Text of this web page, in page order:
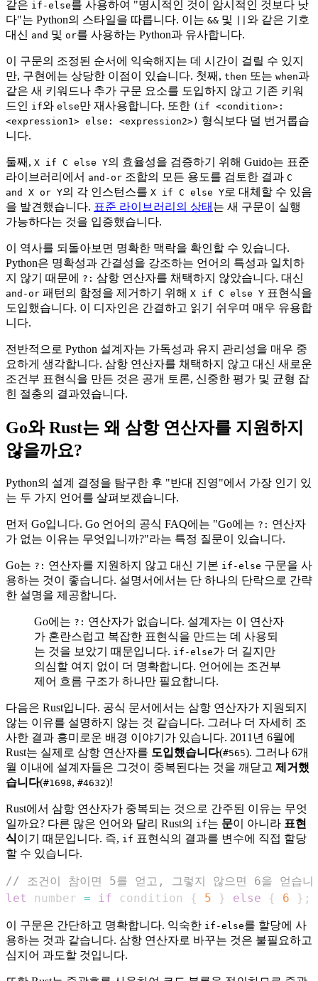
같은 if-else를 사용하여 "명시적인 것이 암시적인 것보다 낫
다"는 Python의 스타일을 따릅니다. 이는 && 및
와 같은 기호
대신 and 및 or를 사용하는 Python과 유사합니다.
이 구문의 조정된 순서에 익숙해지는 데 시간이 걸릴 수 있지
만, 구현에는 상당한 이점이 있습니다. 첫째, then 또는 when과
같은 새 키워드나 추가 구문 요소를 도입하지 않고 기존 키워
드인 if와 else만 재사용합니다. 또한 (if <condition>:
<expression1> else: <expression2>) 형식보다 덜 번거롭습
니다.
둘째, X if C else Y의 효율성을 검증하기 위해 Guido는 표준
라이브러리에서 and-or 조합의 모든 용도를 검토한 결과 C
and X or Y의 각 인스턴스를 X if C else Y로 대체할 수 있음
을 발견했습니다. 표준 라이브러리의 상태 는 새 구문이 실행
가능하다는 것을 입증했습니다.
이 역사를 되돌아보면 명확한 맥락을 확인할 수 있습니다.
Python은 명확성과 간결성을 강조하는 언어의 특성과 일치하
지 않기 때문에
?: 삼항 연산자를 채택하지 않았습니다. 대신
and-or 패턴의 함정을 제거하기 위해 X if C else Y 표현식을
도입했습니다. 이 디자인은 간결하고 읽기 쉬우며 매우 유용합
니다.
전반적으로 Python 설계자는 가독성과 유지 관리성을 매우 중
요하게 생각합니다. 삼항 연산자를 채택하지 않고 대신 새로운
조건부 표현식을 만든 것은 공개 토론, 신중한 평가 및 균형 잡
힌 절충의 결과였습니다.
Go와 Rust는 왜 삼항 연산자를 지원하지
않을까요?
Python의 설계 결정을 탐구한 후 "반대 진영"에서 가장 인기 있
는 두 가지 언어를 살펴보겠습니다.
먼저 Go입니다. Go 언어의 공식 FAQ에는 "Go에는 ?: 연산자
가 없는 이유는 무엇입니까?"라는 특정 질문이 있습니다.
Go는 ?: 연산자를 지원하지 않고 대신 기본 if-else 구문을 사
용하는 것이 좋습니다. 설명서에서는 단 하나의 단락으로 간략
한 설명을 제공합니다.
Go에는 ?: 연산자가 없습니다. 설계자는 이 연산자
가 혼란스럽고 복잡한 표현식을 만드는 데 사용되
는 것을 보았기 때문입니다. if-else가 더 길지만
의심할 여지 없이 더 명확합니다. 언어에는 조건부
제어 흐름 구조가 하나만 필요합니다.
다음은 Rust입니다. 공식 문서에서는 삼항 연산자가 지원되지
않는 이유를 설명하지 않는 것 같습니다. 그러나 더 자세히 조
사한 결과 흥미로운 배경 이야기가 있습니다. 2011년 6월에
Rust는 실제로 삼항 연산자를 도입했습니다(#565). 그러나 6개
월 이내에 설계자들은 그것이 중복된다는 것을 깨닫고 제거했
습니다(#1698, #4632)!
Rust에서 삼항 연산자가 중복되는 것으로 간주된 이유는 무엇
일까요? 다른 많은 언어와 달리 Rust의 if는 문이 아니라 표현
식이기 때문입니다. 즉, if 표현식의 결과를 변수에 직접 할당
할 수 있습니다.
// 조건이 참이면 5를 얻고, 그렇지 않으면 6을 얻습니
let
number = if condition { 5 } else { 6 } ;
이 구문은 간단하고 명확합니다. 익숙한 if-else를 할당에 사
용하는 것과 같습니다. 삼항 연산자로 바꾸는 것은 불필요하고
심지어 과도할 것입니다.